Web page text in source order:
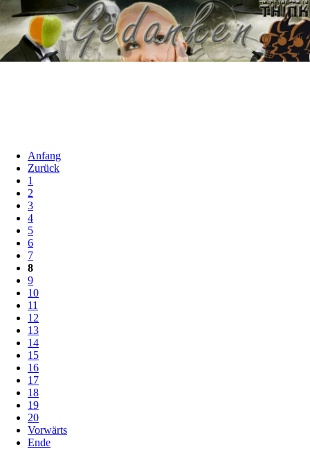
Anfang
Zurück
1
2
3
4
5
6
7
8
9
10
11
12
13
14
15
16
17
18
19
20
Vorwärts
Ende